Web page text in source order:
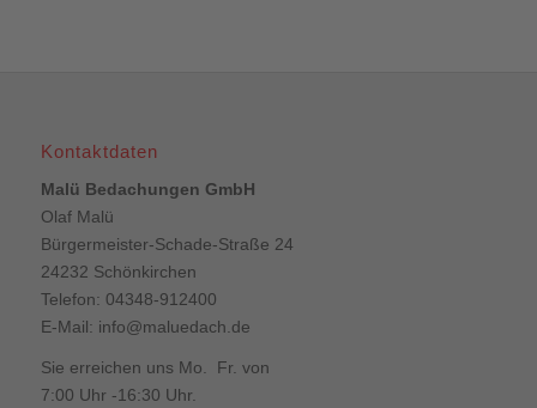
Kontaktdaten
Malü Bedachungen GmbH
Olaf Malü
Bürgermeister-Schade-Straße 24
24232 Schönkirchen
Telefon: 04348-912400
E-Mail: info@maluedach.de
Sie erreichen uns Mo. Fr. von
7:00 Uhr -16:30 Uhr.